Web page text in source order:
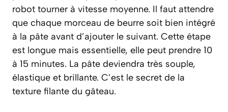
robot tourner à vitesse moyenne. Il faut attendre
que chaque morceau de beurre soit bien intégré
à la pâte avant d’ajouter le suivant. Cette étape
est longue mais essentielle, elle peut prendre 10
à 15 minutes. La pâte deviendra très souple,
élastique et brillante. C’est le secret de la
texture filante du gâteau.